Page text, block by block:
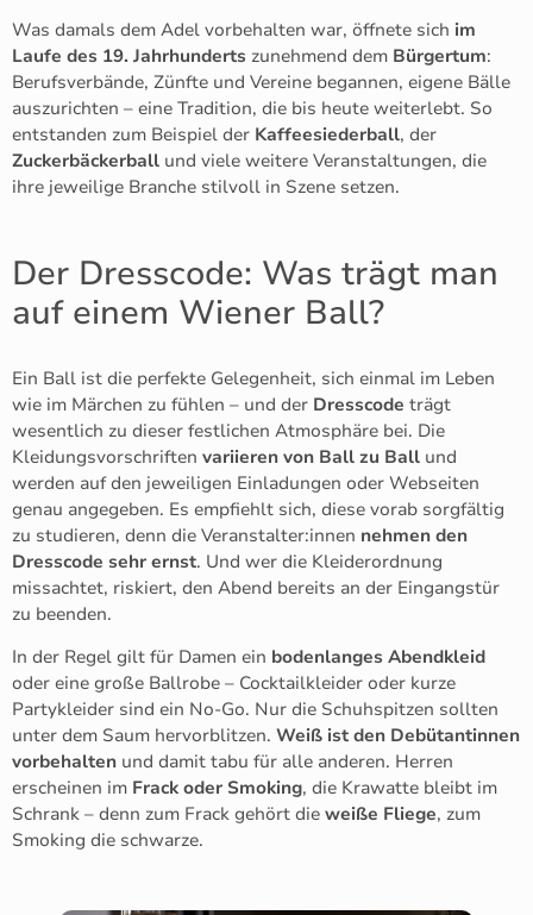
Was damals dem Adel vorbehalten war, öffnete sich im
Laufe des 19. Jahrhunderts zunehmend dem Bürgertum:
Berufsverbände, Zünfte und Vereine begannen, eigene Bälle
auszurichten – eine Tradition, die bis heute weiterlebt. So
entstanden zum Beispiel der Kaffeesiederball, der
Zuckerbäckerball und viele weitere Veranstaltungen, die
ihre jeweilige Branche stilvoll in Szene setzen.
Der Dresscode: Was trägt man
auf einem Wiener Ball?
Ein Ball ist die perfekte Gelegenheit, sich einmal im Leben
wie im Märchen zu fühlen – und der Dresscode trägt
wesentlich zu dieser festlichen Atmosphäre bei. Die
Kleidungsvorschriften variieren von Ball zu Ball und
werden auf den jeweiligen Einladungen oder Webseiten
genau angegeben. Es empfiehlt sich, diese vorab sorgfältig
zu studieren, denn die Veranstalter:innen nehmen den
Dresscode sehr ernst. Und wer die Kleiderordnung
missachtet, riskiert, den Abend bereits an der Eingangstür
zu beenden.
In der Regel gilt für Damen ein bodenlanges Abendkleid
oder eine große Ballrobe – Cocktailkleider oder kurze
Partykleider sind ein No-Go. Nur die Schuhspitzen sollten
unter dem Saum hervorblitzen. Weiß ist den Debütantinnen
vorbehalten und damit tabu für alle anderen. Herren
erscheinen im Frack oder Smoking, die Krawatte bleibt im
Schrank – denn zum Frack gehört die weiße Fliege, zum
Smoking die schwarze.